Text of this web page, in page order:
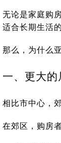
无论是家庭购
适合长期生活
那么，为什么
一、更大的
相比市中心，
在郊区，购房